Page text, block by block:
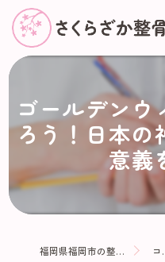
ゴールデン
ろう！日本の
意義
福岡県福岡市の整骨院ならさくらざか整骨院 コラム